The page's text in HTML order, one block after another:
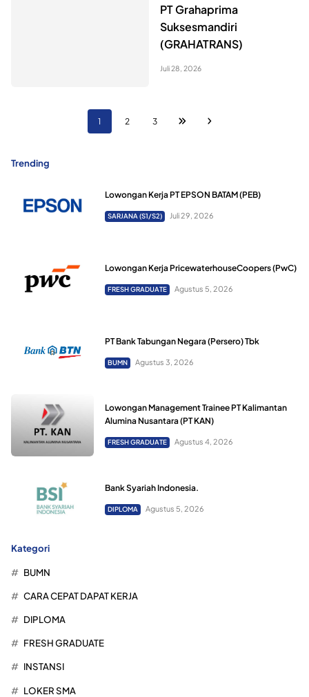
PT Grahaprima
Suksesmandiri
(GRAHATRANS)
Juli 28, 2026
1 2 3
Trending
Lowongan Kerja PT EPSON BATAM (PEB)
SARJANA (S1/S2) Juli 29, 2026
Lowongan Kerja PricewaterhouseCoopers (PwC)
FRESH GRADUATE Agustus 5, 2026
PT Bank Tabungan Negara (Persero) Tbk
BUMN Agustus 3, 2026
Lowongan Management Trainee PT Kalimantan
Alumina Nusantara (PT KAN)
FRESH GRADUATE Agustus 4, 2026
Bank Syariah Indonesia.
DIPLOMA Agustus 5, 2026
Kategori
BUMN
CARA CEPAT DAPAT KERJA
DIPLOMA
FRESH GRADUATE
INSTANSI
LOKER SMA